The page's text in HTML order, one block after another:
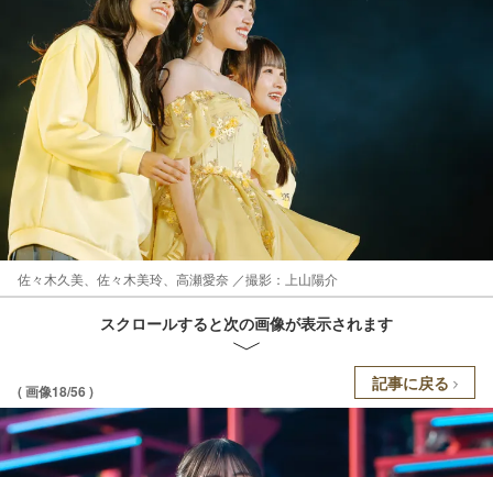
佐々木久美、佐々木美玲、高瀬愛奈 ／撮影：上山陽介
スクロールすると次の画像が表示されます
( 画像18/56 ) 記事に戻る